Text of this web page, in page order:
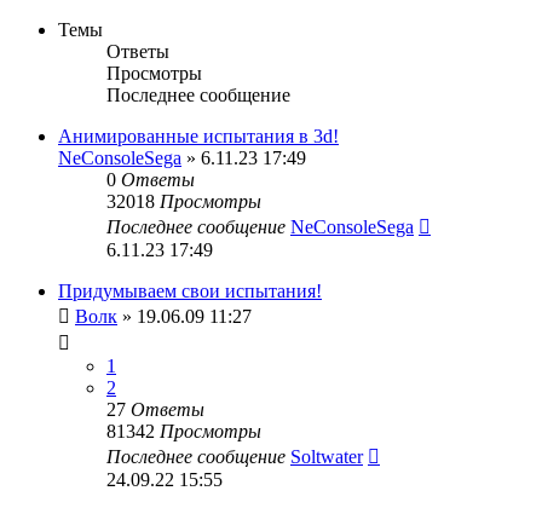
Темы
Ответы
Просмотры
Последнее сообщение
Анимированные испытания в 3d!
NeConsoleSega » 6.11.23 17:49
0 Ответы
32018 Просмотры
Последнее сообщение NeConsoleSega
6.11.23 17:49
Придумываем свои испытания!
Волк » 19.06.09 11:27
1
2
27 Ответы
81342 Просмотры
Последнее сообщение Soltwater
24.09.22 15:55